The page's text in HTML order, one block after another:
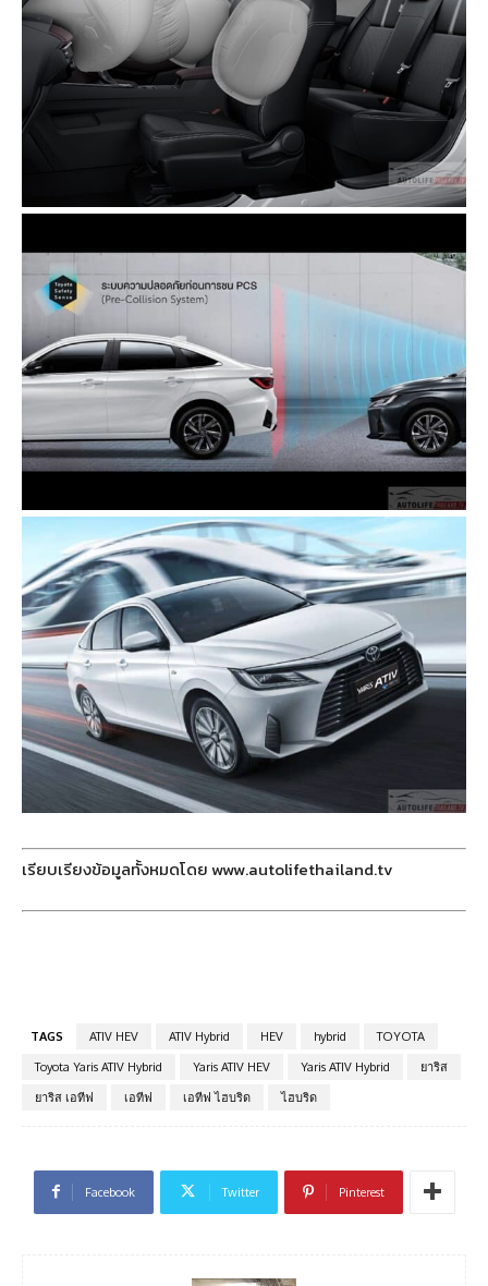
เรียบเรียงข้อมูลทั้งหมดโดย www.autolifethailand.tv
TAGS ATIV HEV ATIV Hybrid HEV hybrid
TOYOTA
Toyota Yaris ATIV Hybrid
Yaris ATIV HEV Yaris ATIV Hybrid
ยาริส
ยาริส เอทีฟ
เอทีฟ เอทีฟ ไฮบริด ไฮบริด
Facebook Twitter Pinterest